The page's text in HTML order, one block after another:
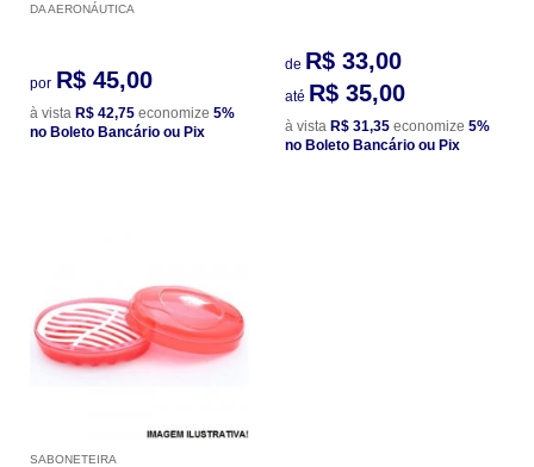
DA AERONÁUTICA
por R$ 45,00
à vista R$ 42,75 economize 5%
no Boleto Bancário ou Pix
de R$ 33,00
até R$ 35,00
à vista R$ 31,35 economize 5%
no Boleto Bancário ou Pix
SABONETEIRA